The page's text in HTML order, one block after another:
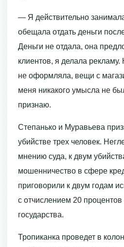
— Я действительно
обещала отдать деньги
Деньги не отдала, она
клиентов, я делала рекламу.
не оформляла, вещи с
меня никакого умысла не
признаю.
Степанько и Муравьева
убийстве трех человек.
мнению суда, к двум
мошенничество в сфере
приговорили к двум годам
с отчислением 20 процентов
государства.
Тропиканка проведет в